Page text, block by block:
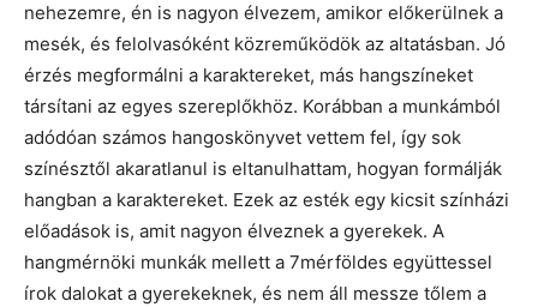
nehezemre, én is nagyon élvezem, amikor előkerülnek a
mesék, és felolvasóként közreműködök az altatásban. Jó
érzés megformálni a karaktereket, más hangszíneket
társítani az egyes szereplőkhöz. Korábban a munkámból
adódóan számos hangoskönyvet vettem fel, így sok
színésztől akaratlanul is eltanulhattam, hogyan formálják
hangban a karaktereket. Ezek az esték egy kicsit színházi
előadások is, amit nagyon élveznek a gyerekek. A
hangmérnöki munkák mellett a 7mérföldes együttessel
írok dalokat a gyerekeknek, és nem áll messze tőlem a